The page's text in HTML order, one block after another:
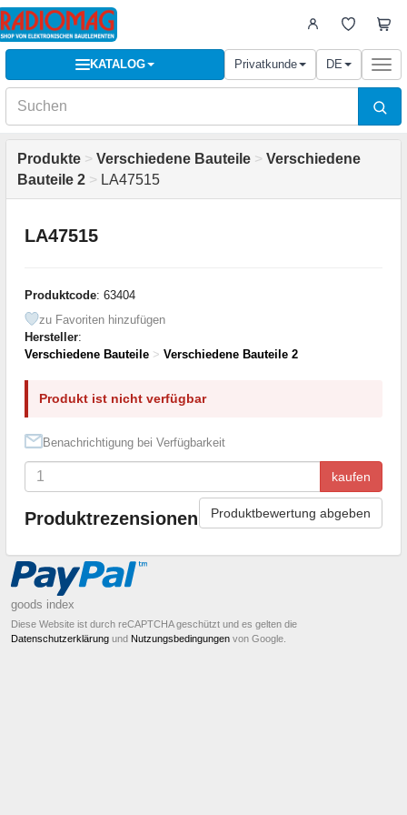
KATALOG Privatkunde DE
Produkte > Verschiedene Bauteile > Verschiedene
Bauteile 2 > LA47515
LA47515
Produktcode: 63404
zu Favoriten hinzufügen
Hersteller:
Verschiedene Bauteile > Verschiedene Bauteile 2
Produkt ist nicht verfügbar
Benachrichtigung bei Verfügbarkeit
kaufen
Produktrezensionen Produktbewertung abgeben
goods index
Diese Website ist durch reCAPTCHA geschützt und es gelten die
Datenschutzerklärung und Nutzungsbedingungen von Google.